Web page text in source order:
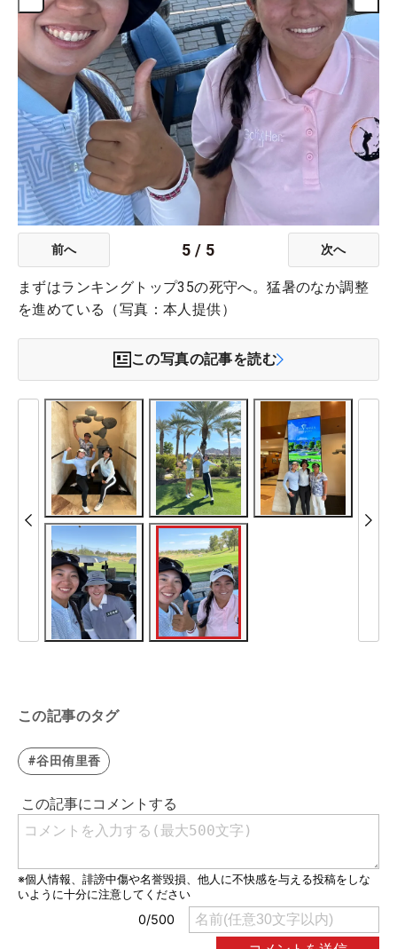
前へ 5 / 5 次へ
まずはランキングトップ35の死守へ。猛暑のなか調整
を進めている（写真：本人提供）
この写真の記事を読む
この記事のタグ
#谷田侑里香